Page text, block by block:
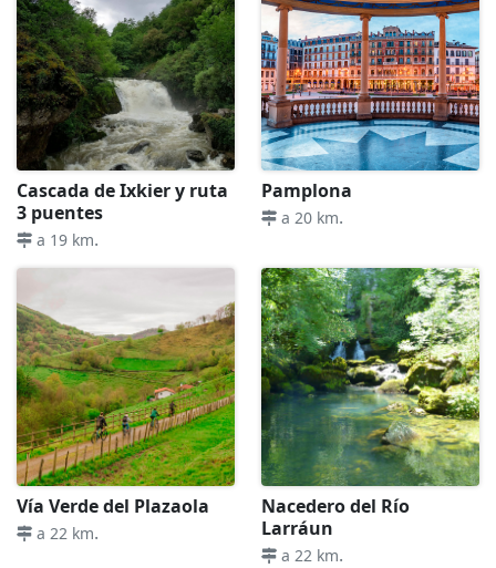
Cascada de Ixkier y ruta
3 puentes
a 19 km.
Pamplona
a 20 km.
Vía Verde del Plazaola
a 22 km.
Nacedero del Río
Larráun
a 22 km.